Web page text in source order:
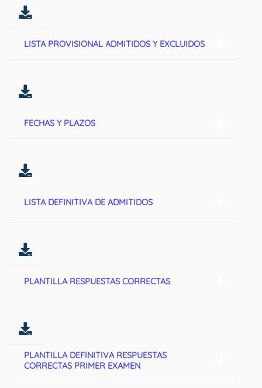
LISTA PROVISIONAL ADMITIDOS Y EXCLUIDOS
FECHAS Y PLAZOS
LISTA DEFINITIVA DE ADMITIDOS
PLANTILLA RESPUESTAS CORRECTAS
PLANTILLA DEFINITIVA RESPUESTAS
CORRECTAS PRIMER EXAMEN